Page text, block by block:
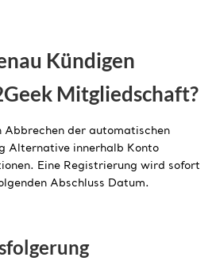
Kündigen
Mitgliedschaft?
Abbrechen der automatischen
Alternative innerhalb Konto
Eine Registrierung wird sofort
Abschluss Datum.